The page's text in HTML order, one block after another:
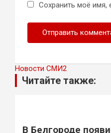
Сохранить моё имя,
Новости СМИ2
Читайте также:
В Белгороде